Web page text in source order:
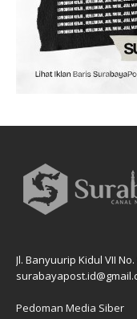
Jl. Banyuurip Kidul VII
Pedoman Media Siber